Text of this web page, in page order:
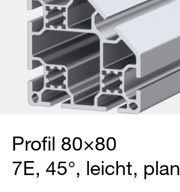
Profil 80×80
7E, 45°, leicht, plan